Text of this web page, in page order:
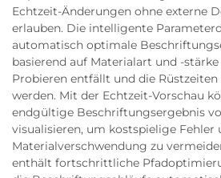
Echtzeit-Änderungen ohne externe
erlauben. Die intelligente
automatisch optimale
basierend auf Materialart und -
Probieren entfällt und die
werden. Mit der Echtzeit-Vorschau
endgültige Beschriftungsergebnis
visualisieren, um kostspielige Fehler
Materialverschwendung zu
enthält fortschrittliche